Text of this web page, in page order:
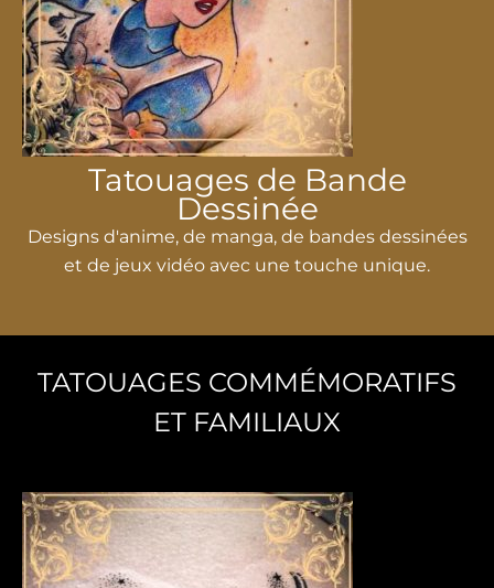
Tatouages ​​​​de Bande
Dessinée
Designs d'anime, de manga, de bandes dessinées
et de jeux vidéo avec une touche unique.
TATOUAGES ​​COMMÉMORATIFS
ET FAMILIAUX